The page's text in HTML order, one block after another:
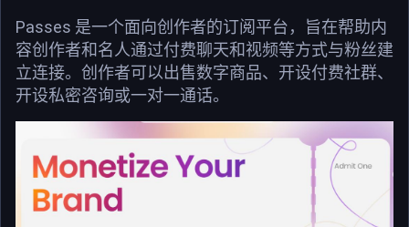
Passes 是一个面向创作者的订阅平台，旨在帮助内
容创作者和名人通过付费聊天和视频等方式与粉丝建
立连接。创作者可以出售数字商品、开设付费社群、
开设私密咨询或一对一通话。